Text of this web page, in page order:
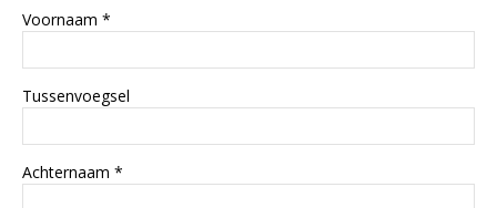
Voornaam *
Tussenvoegsel
Achternaam *